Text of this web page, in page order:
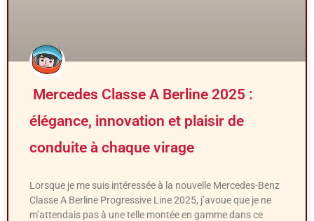
Mercedes Classe A Berline 2025 :
élégance, innovation et plaisir de
conduite à chaque virage
Lorsque je me suis intéressée à la nouvelle Mercedes-Benz
Classe A Berline Progressive Line 2025, j’avoue que je ne
m’attendais pas à une telle montée en gamme dans ce